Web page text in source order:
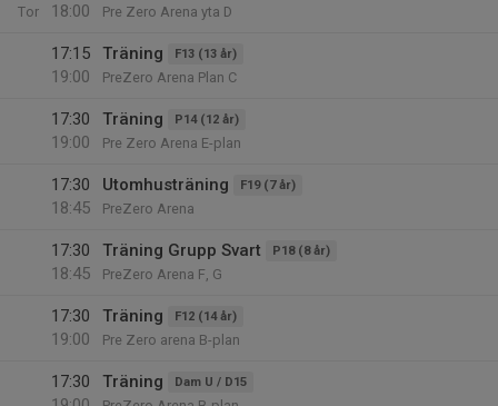
Tor
18:00
Pre Zero Arena yta D
17:15
19:00
Träning F13 (13 år)
PreZero Arena Plan C
17:30
19:00
Träning P14 (12 år)
Pre Zero Arena E-plan
17:30
18:45
Utomhusträning F19 (7 år)
PreZero Arena
17:30
18:45
Träning Grupp Svart P18 (8 år)
PreZero Arena F, G
17:30
19:00
Träning F12 (14 år)
Pre Zero arena B-plan
17:30
Träning Dam U / D15